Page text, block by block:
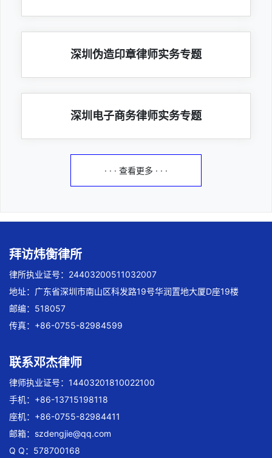
深圳伪造印章律师实务专题
深圳电子商务律师实务专题
· · · 查看更多 · · ·
拜访炜衡律所
律所执业证号：24403200511032007
地址：广东省深圳市南山区科发路19号华润置地大厦D座19楼
邮编：518057
传真：+86-0755-82984599
联系邓杰律师
律师执业证号：14403201810022100
手机：+86-13715198118
座机：+86-0755-82984411
邮箱： szdengjie@qq.com
Q Q：578700168